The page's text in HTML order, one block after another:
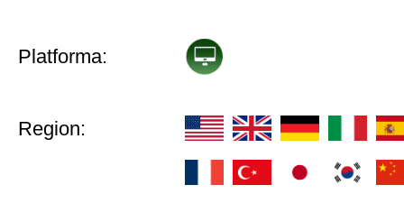
Platforma:
Region: